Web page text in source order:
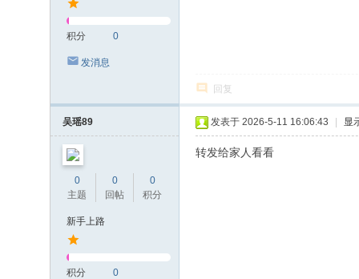
积分 0
发消息
回复
吴瑶89
0
主题
0
回帖
0
积分
新手上路
积分 0
发表于 2026-5-11 16:06:43 显
转发给家人看看